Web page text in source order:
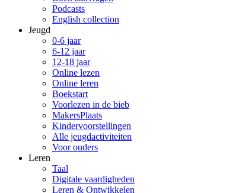
Podcasts
English collection
Jeugd
0-6 jaar
6-12 jaar
12-18 jaar
Online lezen
Online leren
Boekstart
Voorlezen in de bieb
MakersPlaats
Kindervoorstellingen
Alle jeugdactiviteiten
Voor ouders
Leren
Taal
Digitale vaardigheden
Leren & Ontwikkelen